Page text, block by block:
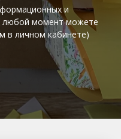
и
любой момент можете
в личном кабинете)